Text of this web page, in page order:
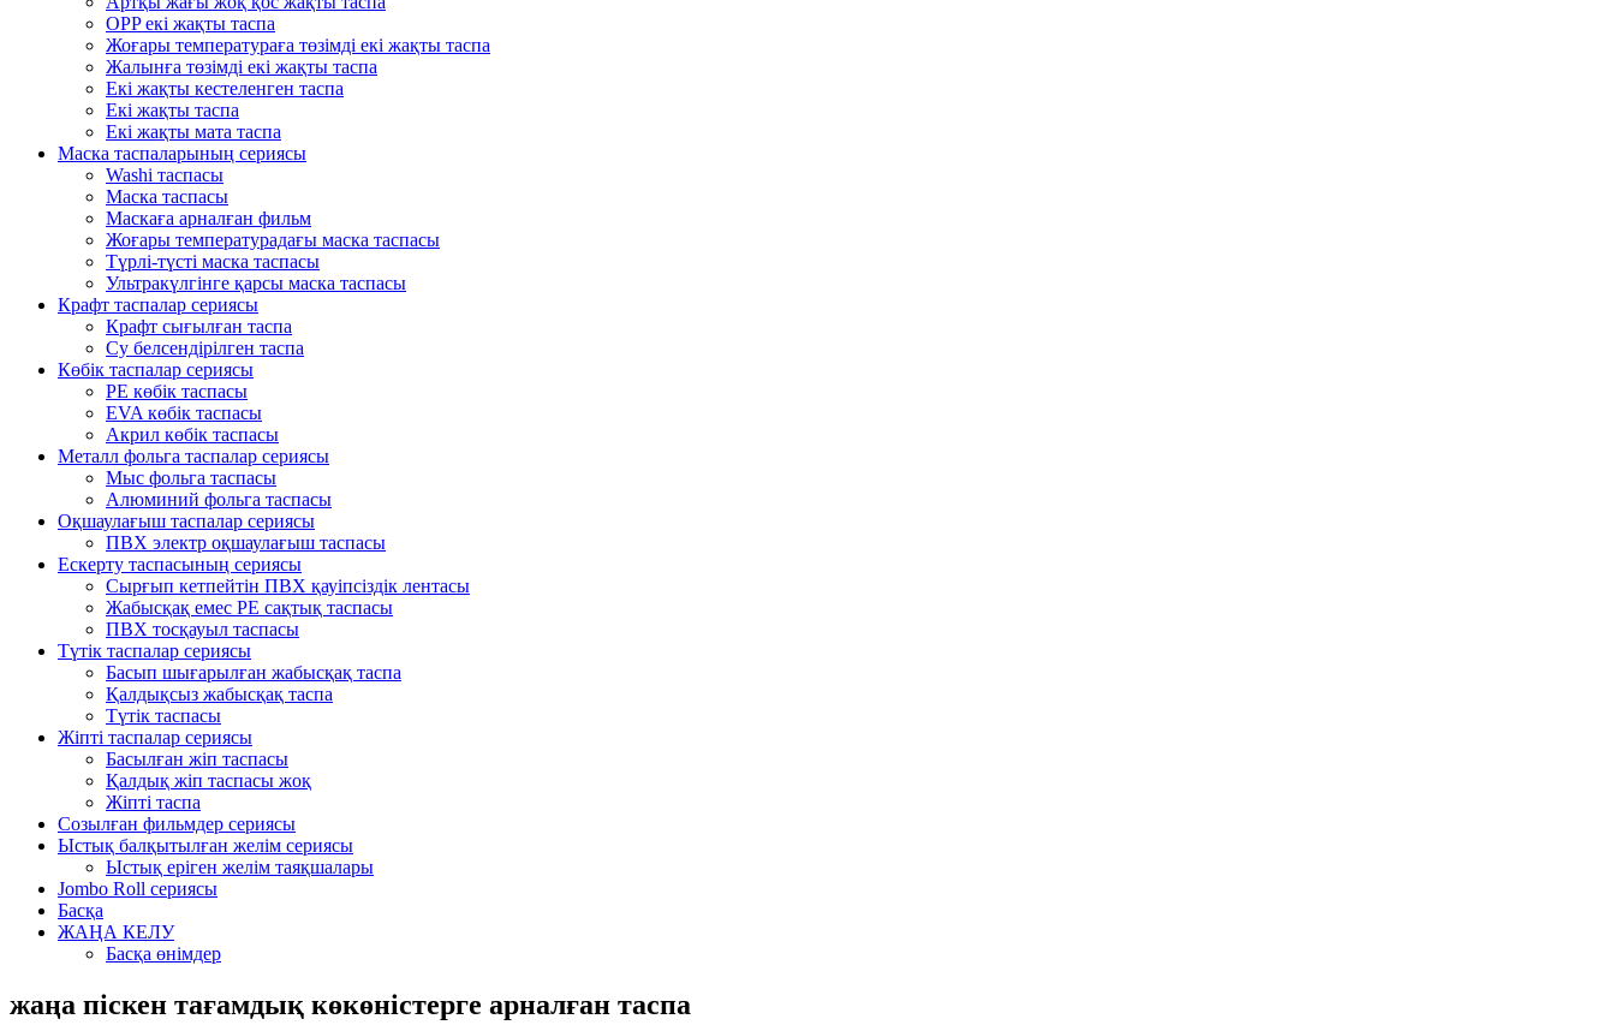
OPP екі жақты таспа
Жоғары температураға төзімді екі жақты таспа
Жалынға төзімді екі жақты таспа
Екі жақты кестеленген таспа
Екі жақты таспа
Екі жақты мата таспа
Маска таспаларының сериясы
Washi таспасы
Маска таспасы
Маскаға арналған фильм
Жоғары температурадағы маска таспасы
Түрлі-түсті маска таспасы
Ультракүлгінге қарсы маска таспасы
Крафт таспалар сериясы
Крафт сығылған таспа
Су белсендірілген таспа
Көбік таспалар сериясы
PE көбік таспасы
EVA көбік таспасы
Акрил көбік таспасы
Металл фольга таспалар сериясы
Мыс фольга таспасы
Алюминий фольга таспасы
Оқшаулағыш таспалар сериясы
ПВХ электр оқшаулағыш таспасы
Ескерту таспасының сериясы
Сырғып кетпейтін ПВХ қауіпсіздік лентасы
Жабысқақ емес PE сақтық таспасы
ПВХ тосқауыл таспасы
Түтік таспалар сериясы
Басып шығарылған жабысқақ таспа
Қалдықсыз жабысқақ таспа
Түтік таспасы
Жіпті таспалар сериясы
Басылған жіп таспасы
Қалдық жіп таспасы жоқ
Жіпті таспа
Созылған фильмдер сериясы
Ыстық балқытылған желім сериясы
Ыстық еріген желім таяқшалары
Jombo Roll сериясы
Басқа
ЖАҢА КЕЛУ
Басқа өнімдер
жаңа піскен тағамдық көкөністерге арналған таспа